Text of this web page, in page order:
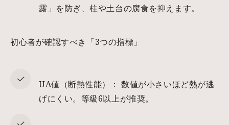
露」を防ぎ、柱や土台の腐食を抑えます。
初心者が確認すべき「3つの指標」
UA値（断熱性能）： 数値が小さいほど熱が逃
げにくい。等級6以上が推奨。